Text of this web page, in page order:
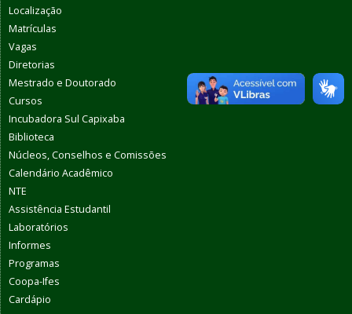
Localização
Matrículas
Vagas
Diretorias
Mestrado e Doutorado
Cursos
Incubadora Sul Capixaba
Biblioteca
Núcleos, Conselhos e Comissões
Calendário Acadêmico
NTE
Assistência Estudantil
Laboratórios
Informes
Programas
Coopa-Ifes
Cardápio